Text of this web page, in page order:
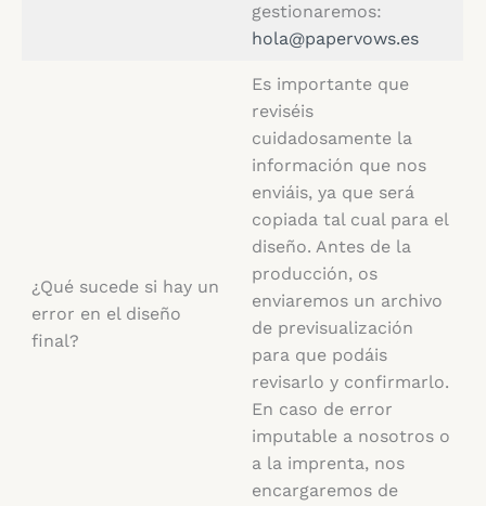
gestionaremos:
hola@papervows.es
¿Qué sucede si hay un
error en el diseño
final?
Es importante que
reviséis
cuidadosamente la
información que nos
enviáis, ya que será
copiada tal cual para el
diseño. Antes de la
producción, os
enviaremos un archivo
de previsualización
para que podáis
revisarlo y confirmarlo.
En caso de error
imputable a nosotros o
a la imprenta, nos
encargaremos de